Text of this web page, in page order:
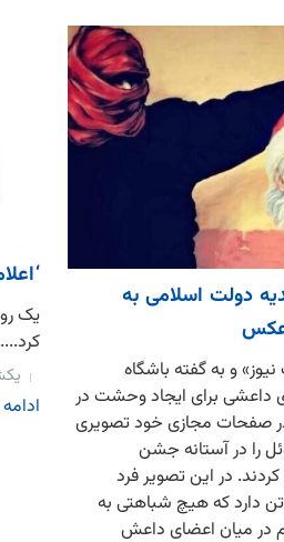
دولت اسلامی به
و به گفته باشگاه
داعشی برای ایجاد وحشت در
در صفحات مجازی خود تصویری
را در آستانه جشن
در این تصویر فرد
دارد که هیچ شباهتی به
در میان اعضای داعش
یک
کرد....